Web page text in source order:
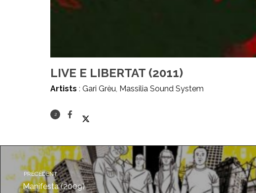
LIVE E LIBERTAT (2011)
Artists : Gari Grèu, Massilia Sound System
2
PRÉCÉDENT
Manifesta (2009)